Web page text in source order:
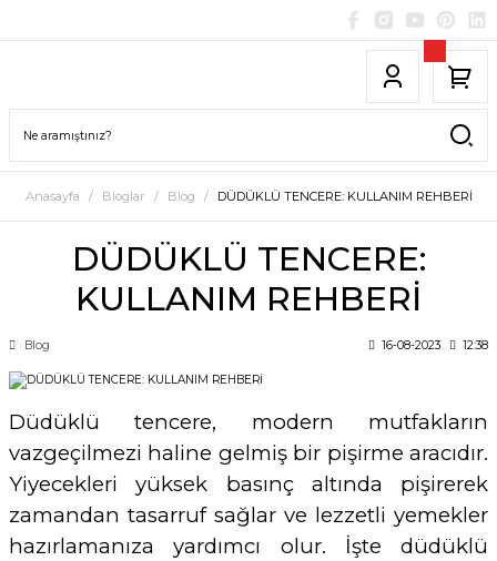
Anasayfa Bloglar Blog DÜDÜKLÜ TENCERE: KULLANIM REHBERİ
DÜDÜKLÜ TENCERE:
KULLANIM REHBERİ
Blog 16-08-2023 12:38
Düdüklü tencere, modern mutfakların
vazgeçilmezi haline gelmiş bir pişirme aracıdır.
Yiyecekleri yüksek basınç altında pişirerek
zamandan tasarruf sağlar ve lezzetli yemekler
hazırlamanıza yardımcı olur. İşte düdüklü